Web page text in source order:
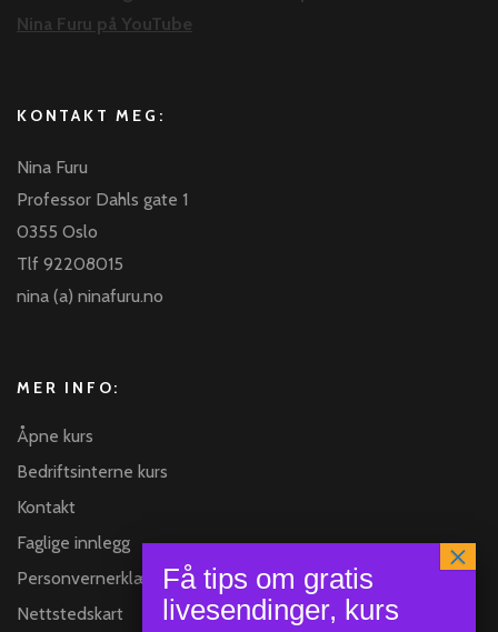
Nina Furu på YouTube
KONTAKT MEG:
Nina Furu
Professor Dahls gate 1
0355 Oslo
Tlf 92208015
nina (a) ninafuru.no
MER INFO:
Åpne kurs
Bedriftsinterne kurs
Kontakt
Faglige innlegg
Personvernerklæring
Nettstedskart